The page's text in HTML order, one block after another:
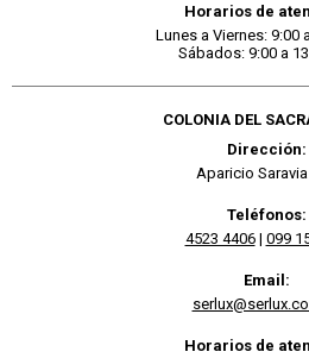
Horarios de
Lunes a Viernes: 9:00
Sábados: 9:00 a
COLONIA DEL
Dirección:
Aparicio
Teléfonos:
4523 4406| 099
Email:
Horarios de